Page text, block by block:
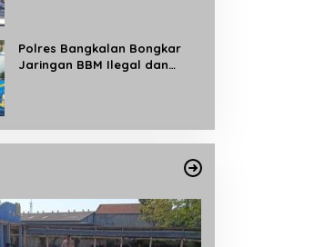
Polres Bangkalan Bongkar
Jaringan BBM Ilegal dan